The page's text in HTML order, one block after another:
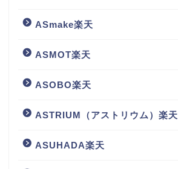
ASmake楽天
ASMOT楽天
ASOBO楽天
ASTRIUM（アストリウム）楽天
ASUHADA楽天